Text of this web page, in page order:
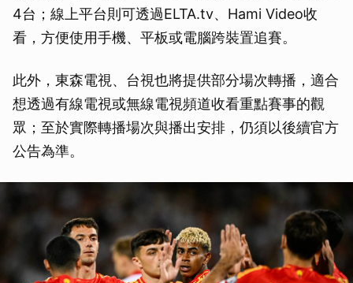
4台；線上平台則可透過ELTA.tv、Hami Video收
看，方便使用手機、平板或電腦跨裝置追賽。
此外，東森電視、台視也將提供部分場次轉播，適合
想透過有線電視或無線電視頻道收看重點賽事的觀
眾；至於實際轉播場次與播出安排，仍須以後續官方
公告為準。